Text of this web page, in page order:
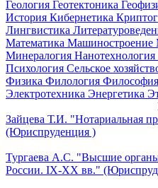
Геология Геотектоника
История Кибернетика
Лингвистика
Математика Машиностроение
Минералогия Нанотехнология
Психология Сельское
Физика Филология Философия
Электротехника Энергетика
Зайцева Т.И. "Нотариальная
(Юриспруденция )
Тургаева А.С. "Высшие органы
России. IХ-ХХ вв."